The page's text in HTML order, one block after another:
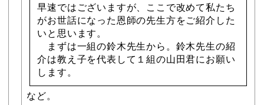
早速ではございますが、ここで改めて私たち
がお世話になった恩師の先生方をご紹介した
いと思います。
まずは一組の鈴木先生から。鈴木先生の紹
介は教え子を代表して１組の山田君にお願い
します。
など。